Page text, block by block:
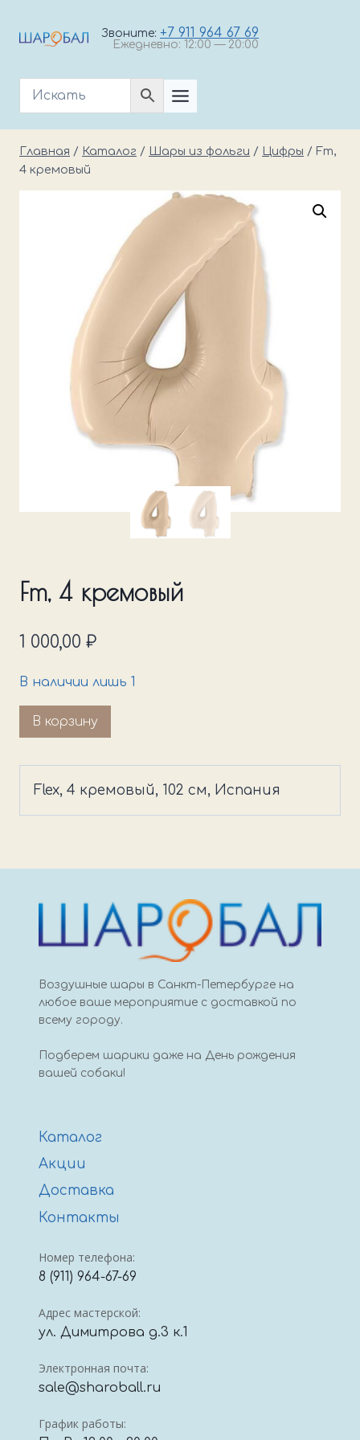
Звоните: +7 911 964 67 69
Ежедневно: 12:00 — 20:00
Главная / Каталог / Шары из фольги / Цифры / Fm,
4 кремовый
Fm, 4 кремовый
1 000,00 ₽
В наличии лишь 1
Количество
товара
кремовый
В корзину
Flex, 4 кремовый, 102 см, Испания
Воздушные шары в Санкт-Петербурге на
любое ваше мероприятие с доставкой по
всему городу.
Подберем шарики даже на День рождения
вашей собаки!
Каталог
Акции
Доставка
Контакты
Номер телефона:
8 (911) 964-67-69
Адрес мастерской:
ул. Димитрова д.3 к.1
Электронная почта:
sale@sharoball.ru
График работы: